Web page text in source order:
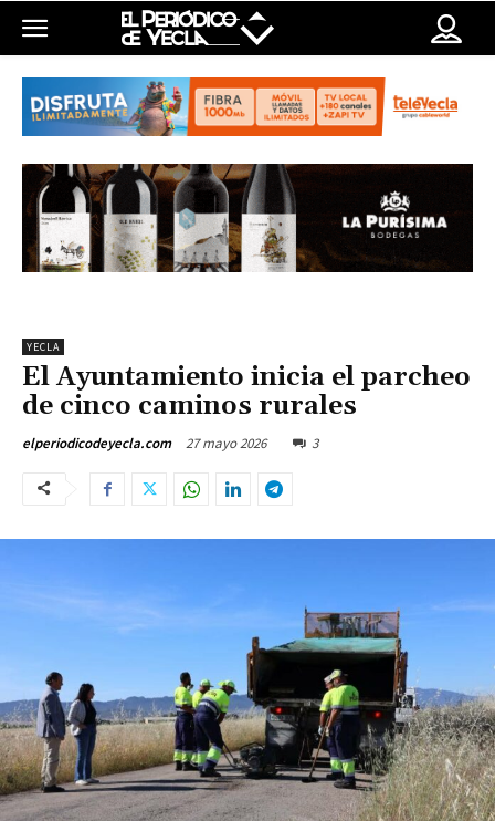
YECLA
El Ayuntamiento inicia el parcheo
de cinco caminos rurales
elperiodicodeyecla.com 27 mayo 2026 3